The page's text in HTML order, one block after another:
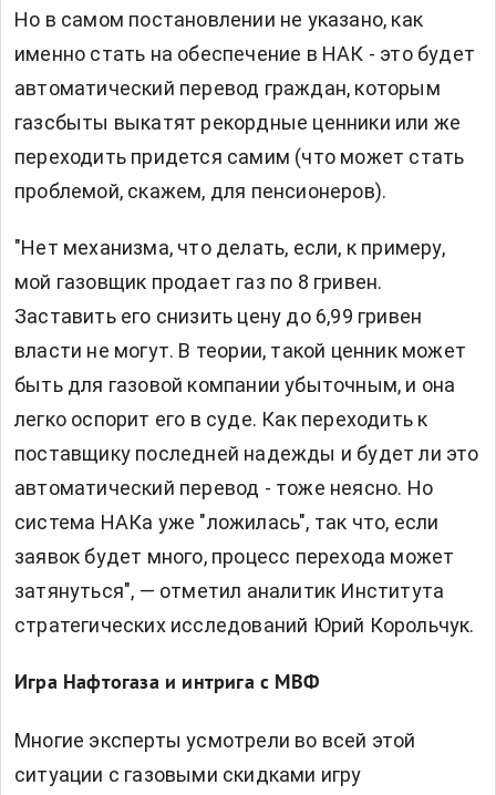
Но в самом постановлении не указано, как
именно стать на обеспечение в НАК - это будет
автоматический перевод граждан, которым
газсбыты выкатят рекордные ценники или же
переходить придется самим (что может стать
проблемой, скажем, для пенсионеров).
"Нет механизма, что делать, если, к примеру,
мой газовщик продает газ по 8 гривен.
Заставить его снизить цену до 6,99 гривен
власти не могут. В теории, такой ценник может
быть для газовой компании убыточным, и она
легко оспорит его в суде. Как переходить к
поставщику последней надежды и будет ли это
автоматический перевод - тоже неясно. Но
система НАКа уже "ложилась", так что, если
заявок будет много, процесс перехода может
затянуться", — отметил аналитик Института
стратегических исследований Юрий Корольчук.
Игра Нафтогаза и интрига с МВФ
Многие эксперты усмотрели во всей этой
ситуации с газовыми скидками игру